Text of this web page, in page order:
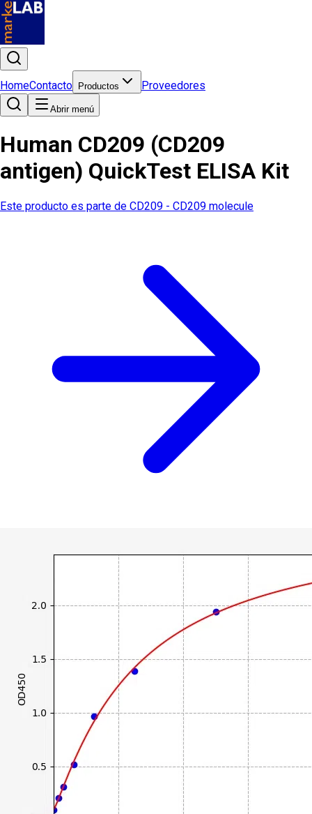
HomeContacto Productos Proveedores
Abrir menú
Human CD209 (CD209
antigen) QuickTest ELISA Kit
Este producto es parte de CD209 - CD209 molecule